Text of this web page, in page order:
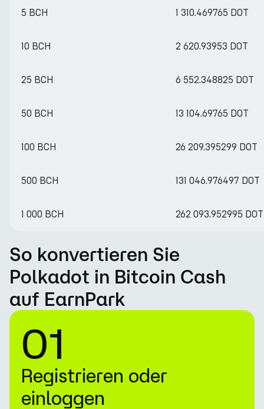
5 BCH 1 310.469765 DOT
10 BCH 2 620.93953 DOT
25 BCH 6 552.348825 DOT
50 BCH 13 104.69765 DOT
100 BCH 26 209.395299 DOT
500 BCH 131 046.976497 DOT
1 000 BCH 262 093.952995 DOT
So konvertieren Sie
Polkadot in Bitcoin Cash
auf EarnPark
01
Registrieren oder
einloggen